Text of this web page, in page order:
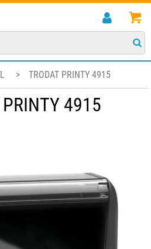
> TRODAT PRINTY 4915
PRINTY 4915